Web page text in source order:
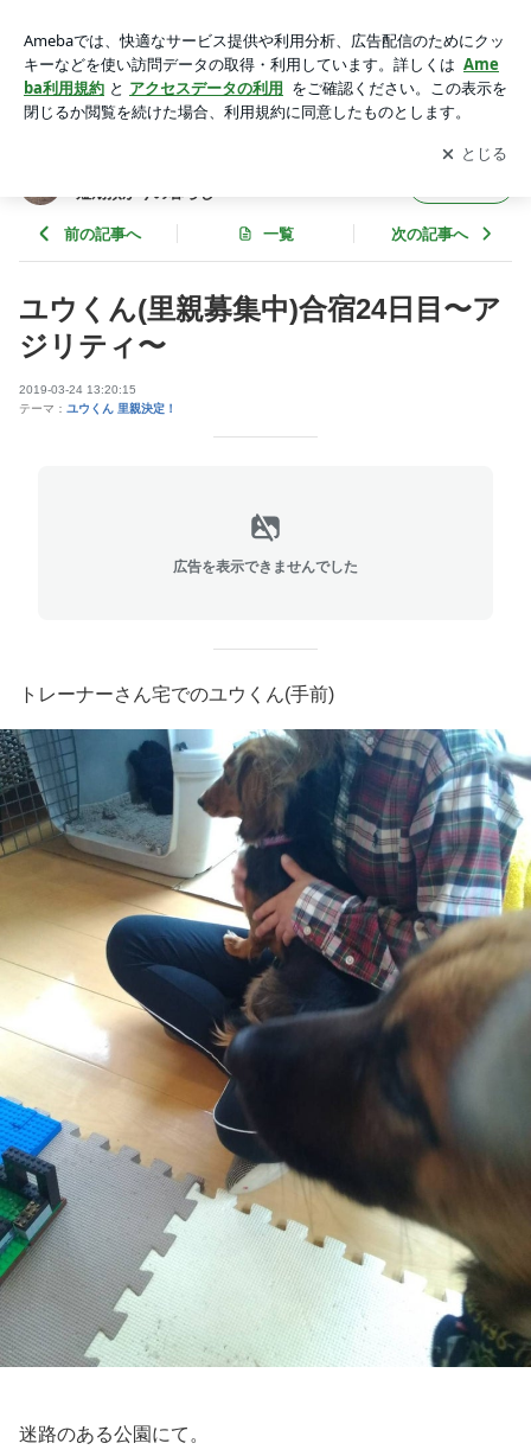
りん&ラテ〜と、ときどき保護犬短期預かりの暮らし
アプリをダウンロードして ブログの更新通知
を受け取りまし
ょう。
開く
短期預かりの暮らし
前の記事へ 一覧 次の記事へ
ユウくん(里親募集中)合宿24日目〜ア
ジリティ〜
2019-03-24 13:20:15
テーマ： ユウくん 里親決定！
広告を表示できませんでした
トレーナーさん宅でのユウくん(手前)
迷路のある公園にて。